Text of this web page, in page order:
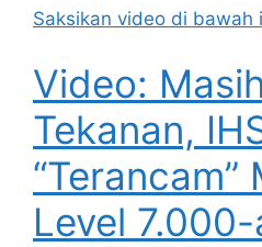
Saksikan video di bawah
Video:
Tekanan,
Level 7.000-